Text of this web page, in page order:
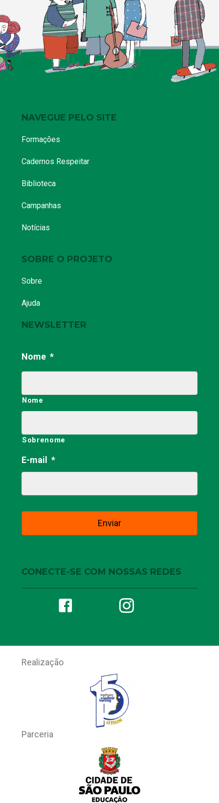
NAVEGUE PELO SITE
Formações
Cadernos Respeitar
Biblioteca
Campanhas
Notícias
SOBRE O PROJETO
Sobre
Ajuda
NEWSLETTER
Nome *
Nome
Sobrenome
E-mail *
CONECTE-SE COM NOSSAS REDES
Realização
Parceria